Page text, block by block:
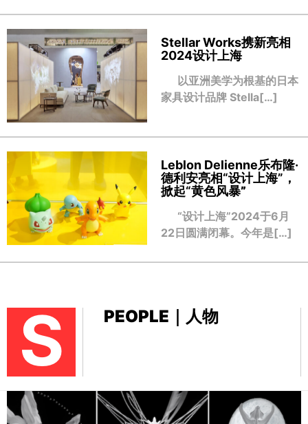
Stellar Works携新亮相
2024设计上海
以亚洲美学为根基的日本
家具设计品牌 Stella[…]
Leblon Delienne乐布隆·
德利安亮相“设计上海”，
掀起“黄色风暴”
“设计上海”2024于6月
22日圆满闭幕。今年是[…]
S PEOPLE｜人物